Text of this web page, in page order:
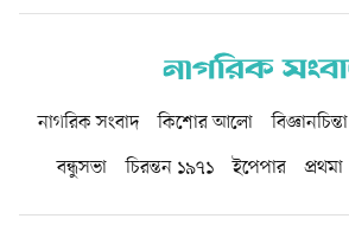
নাগরিক সংবাদ কিশোর আলো বিজ্ঞানচিন্তা
বন্ধুসভা
চিরন্তন ১৯৭১ ইপেপার প্রথমা